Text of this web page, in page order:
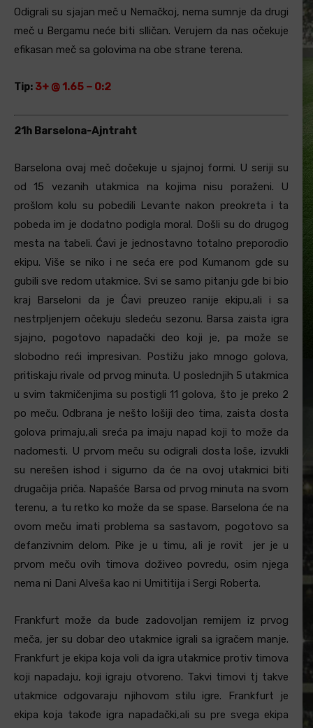
Odigrali su sjajan meč u Nemačkoj, nema sumnje da drugi
meč u Bergamu neće biti slličan. Verujem da nas očekuje
efikasan meč sa golovima na obe strane terena.
Tip: 3+ @ 1.65 – 0:2
21h Barselona-Ajntraht
Barselona ovaj meč dočekuje u sjajnoj formi. U seriji su
od 15 vezanih utakmica na kojima nisu poraženi. U
prošlom kolu su pobedili Levante nakon preokreta i ta
pobeda im je dodatno podigla moral. Došli su do drugog
mesta na tabeli. Ćavi je jednostavno totalno preporodio
ekipu. Više se niko i ne seća ere pod Kumanom gde su
gubili sve redom utakmice. Svi se samo pitanju gde bi bio
kraj Barseloni da je Ćavi preuzeo ranije ekipu,ali i sa
nestrpljenjem očekuju sledeću sezonu. Barsa zaista igra
sjajno, pogotovo napadački deo koji je, pa može se
slobodno reći impresivan. Postižu jako mnogo golova,
pritiskaju rivale od prvog minuta. U poslednjih 5 utakmica
u svim takmičenjima su postigli 11 golova, što je preko 2
po meču. Odbrana je nešto lošiji deo tima, zaista dosta
golova primaju,ali sreća pa imaju napad koji to može da
nadomesti. U prvom meču su odigrali dosta loše, izvukli
su nerešen ishod i sigurno da će na ovoj utakmici biti
drugačija priča. Napašće Barsa od prvog minuta na svom
terenu, a tu retko ko može da se spase. Barselona će na
ovom meču imati problema sa sastavom, pogotovo sa
defanzivnim delom. Pike je u timu, ali je rovit jer je u
prvom meču ovih timova doživeo povredu, osim njega
nema ni Dani Alveša kao ni Umititija i Sergi Roberta.
Frankfurt može da bude zadovoljan remijem iz prvog
meča, jer su dobar deo utakmice igrali sa igračem manje.
Frankfurt je ekipa koja voli da igra utakmice protiv timova
koji napadaju, koji igraju otvoreno. Takvi timovi tj takve
utakmice odgovaraju njihovom stilu igre. Frankfurt je
ekipa koja takođe igra napadački,ali su pre svega ekipa